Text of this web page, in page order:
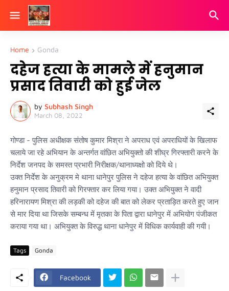
Home Gonda
दहेज हत्या के मामले में हनुमान
प्रसाद तिवारी को हुई जेल
by Subhash Singh
March 08, 2022
गोण्डा - पुलिस अधीक्षक संतोष कुमार मिश्रा ने अपराध एवं अपराधियों के खिलाफ
चलाये जा रहे अभियान के अन्तर्गत वांछित अभियुक्तो की शीघ्र गिरफ्तारी करने के
निर्देश जनपद के समस्त प्रभारी निरीक्षक/थानाध्यक्षो को दिये थे।
उक्त निर्देश के अनुक्रम मे थाना धानेपुर पुलिस ने दहेज हत्या के वांछित अभियुक्त
हनुमान प्रसाद तिवारी को गिरफ्तार कर लिया गया। उक्त अभियुक्त ने वादी
हरिनारायण मिश्रा की लड़की को दहेज की बात को लेकर प्रताड़ित करते हुए जान
से मार दिया था जिसके सम्बन्ध में मृतका के पिता द्वारा धानेपुर में अभियोग पंजीकत
कराया गया था। अभियुक्त के विरुद्ध थाना धानेपुर में विधिक कार्यवाही की गयी।
Tags Gonda
Facebook